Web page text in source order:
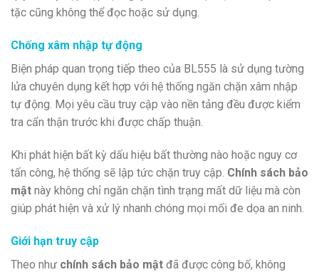
tặc cũng không thể đọc hoặc sử dụng.
Chống xâm nhập tự động
Biện pháp quan trọng tiếp theo của BL555 là sử dụng tường
lửa chuyên dụng kết hợp với hệ thống ngăn chặn xâm nhập
tự động. Mọi yêu cầu truy cập vào nền tảng đều được kiểm
tra cẩn thận trước khi được chấp thuận.
Khi phát hiện bất kỳ dấu hiệu bất thường nào hoặc nguy cơ
tấn công, hệ thống sẽ lập tức chặn truy cập. Chính sách bảo
mật này không chỉ ngăn chặn tình trạng mất dữ liệu mà còn
giúp phát hiện và xử lý nhanh chóng mọi mối đe dọa an ninh.
Giới hạn truy cập
Theo như chính sách bảo mật đã được công bố, không